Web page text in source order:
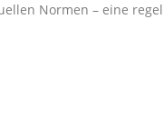
Normen – eine